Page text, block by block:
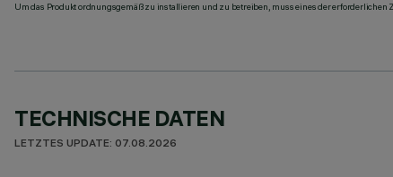
Um das Produkt ordnungsgemäß zu installieren und zu betreiben, muss eines der erforderlichen
TECHNISCHE DATEN
LETZTES UPDATE: 07.08.2026